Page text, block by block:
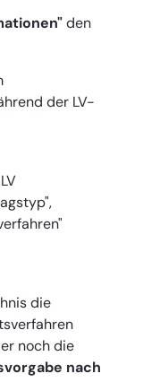
den
der LV-
die
noch die
nach